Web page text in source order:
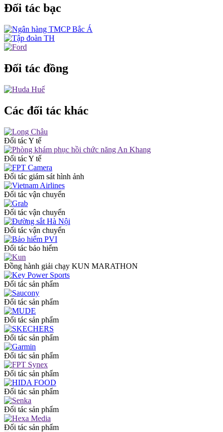
Đối tác bạc
Đối tác đồng
Các đối tác khác
Đối tác Y tế
Đối tác Y tế
Đối tác giám sát hình ảnh
Đối tác vận chuyển
Đối tác vận chuyển
Đối tác vận chuyển
Đối tác bảo hiểm
Đồng hành giải chạy KUN MARATHON
Đối tác sản phẩm
Đối tác sản phẩm
Đối tác sản phẩm
Đối tác sản phẩm
Đối tác sản phẩm
Đối tác sản phẩm
Đối tác sản phẩm
Đối tác sản phẩm
Đối tác sản phẩm